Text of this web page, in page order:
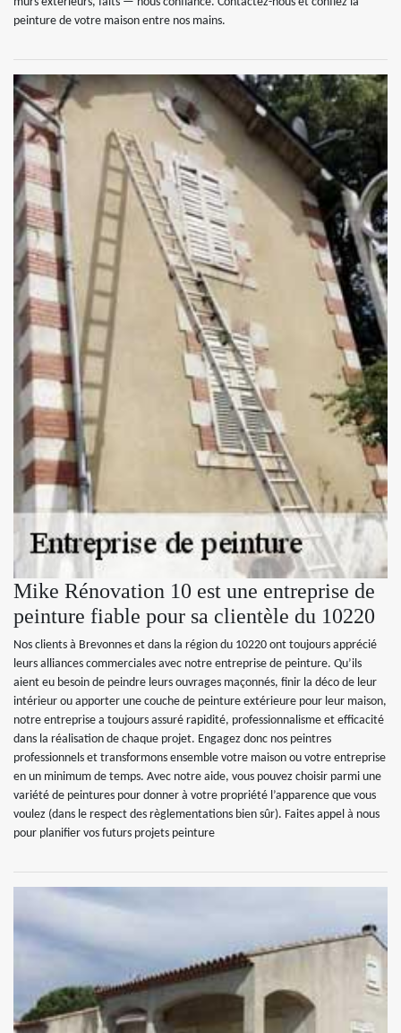
peinture de votre maison entre nos mains.
Mike Rénovation 10 est une entreprise de
peinture fiable pour sa clientèle du 10220
Nos clients à Brevonnes et dans la région du 10220 ont toujours apprécié
leurs alliances commerciales avec notre entreprise de peinture. Qu’ils
aient eu besoin de peindre leurs ouvrages maçonnés, finir la déco de leur
intérieur ou apporter une couche de peinture extérieure pour leur maison,
notre entreprise a toujours assuré rapidité, professionnalisme et efficacité
dans la réalisation de chaque projet. Engagez donc nos peintres
professionnels et transformons ensemble votre maison ou votre entreprise
en un minimum de temps. Avec notre aide, vous pouvez choisir parmi une
variété de peintures pour donner à votre propriété l’apparence que vous
voulez (dans le respect des règlementations bien sûr). Faites appel à nous
pour planifier vos futurs projets peinture